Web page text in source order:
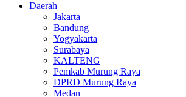
Daerah
Jakarta
Bandung
Yogyakarta
Surabaya
KALTENG
Pemkab Murung Raya
DPRD Murung Raya
Medan